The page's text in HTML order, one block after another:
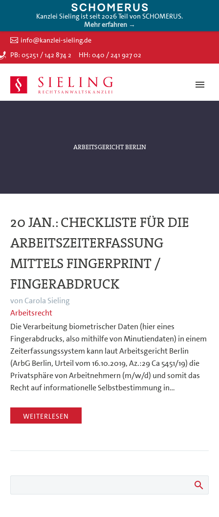
Kanzlei Sieling ist seit 2026 Teil von SCHOMERUS.
Mehr erfahren →
info@kanzlei-sieling.de
PB: 05251 / 142 874 2
HH: 040 / 241 927 02
ARBEITSGERICHT BERLIN
20 JAN.:CHECKLISTE FÜR DIE
ARBEITSZEITERFASSUNG
MITTELS FINGERPRINT /
FINGERABDRUCK
von Carola Sieling
Arbeitsrecht
Die Verarbeitung biometrischer Daten (hier eines
Fingerabdrucks, also mithilfe von Minutiendaten) in einem
Zeiterfassungssystem kann laut Arbeitsgericht Berlin
(ArbG Berlin, Urteil vom 16.10.2019, Az.:29 Ca 5451/19) die
Privatsphäre von Arbeitnehmern (m/w/d) und somit das
Recht auf informationelle Selbstbestimmung in…
WEITERLESEN